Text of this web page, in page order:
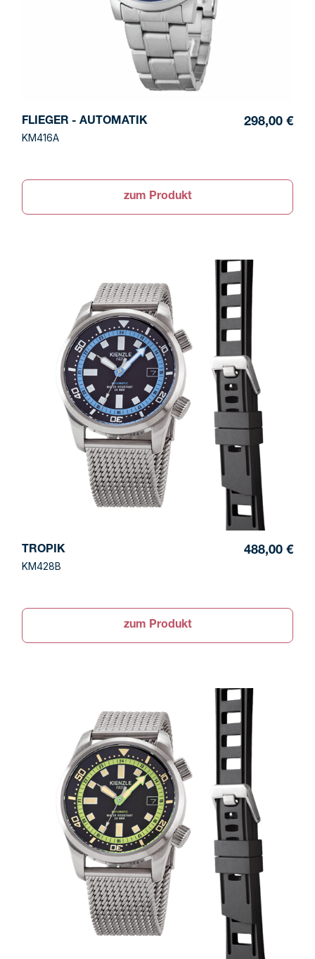
FLIEGER - AUTOMATIK
KM416A
298,00 €
zum Produkt
TROPIK
KM428B
488,00 €
zum Produkt